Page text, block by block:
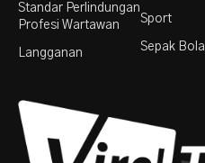
Standar Perlindungan
Profesi Wartawan
Langganan
Sport
Sepak Bola